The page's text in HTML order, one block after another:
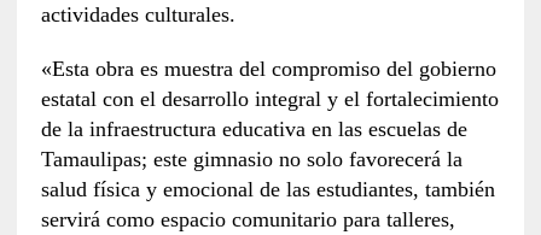
actividades culturales.
«Esta obra es muestra del compromiso del gobierno
estatal con el desarrollo integral y el fortalecimiento
de la infraestructura educativa en las escuelas de
Tamaulipas; este gimnasio no solo favorecerá la
salud física y emocional de las estudiantes, también
servirá como espacio comunitario para talleres,